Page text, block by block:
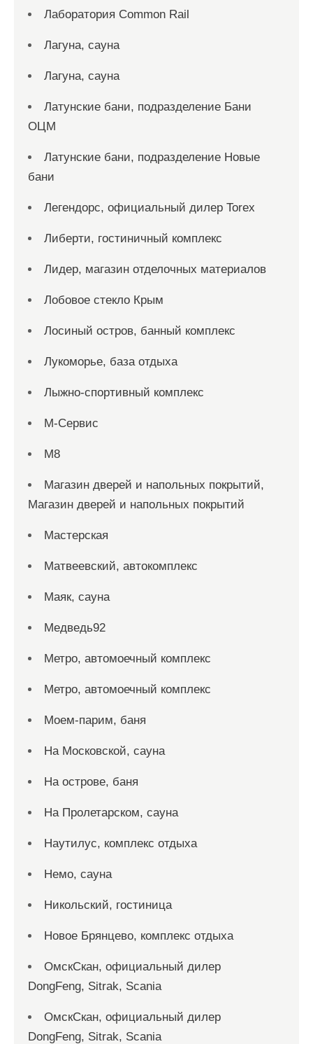
Лаборатория Common Rail
Лагуна, сауна
Лагуна, сауна
Латунские бани, подразделение Бани
ОЦМ
Латунские бани, подразделение Новые
бани
Легендорс, официальный дилер Torex
Либерти, гостиничный комплекс
Лидер, магазин отделочных материалов
Лобовое стекло Крым
Лосиный остров, банный комплекс
Лукоморье, база отдыха
Лыжно-спортивный комплекс
М-Сервис
М8
Магазин дверей и напольных покрытий,
Магазин дверей и напольных покрытий
Мастерская
Матвеевский, автокомплекс
Маяк, сауна
Медведь92
Метро, автомоечный комплекс
Метро, автомоечный комплекс
Моем-парим, баня
На Московской, сауна
На острове, баня
На Пролетарском, сауна
Наутилус, комплекс отдыха
Немо, сауна
Никольский, гостиница
Новое Брянцево, комплекс отдыха
ОмскСкан, официальный дилер
DongFeng, Sitrak, Scania
ОмскСкан, официальный дилер
DongFeng, Sitrak, Scania